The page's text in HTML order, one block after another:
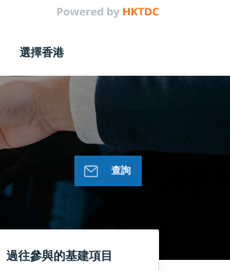
選擇香港
查詢
過往參與的基建項目